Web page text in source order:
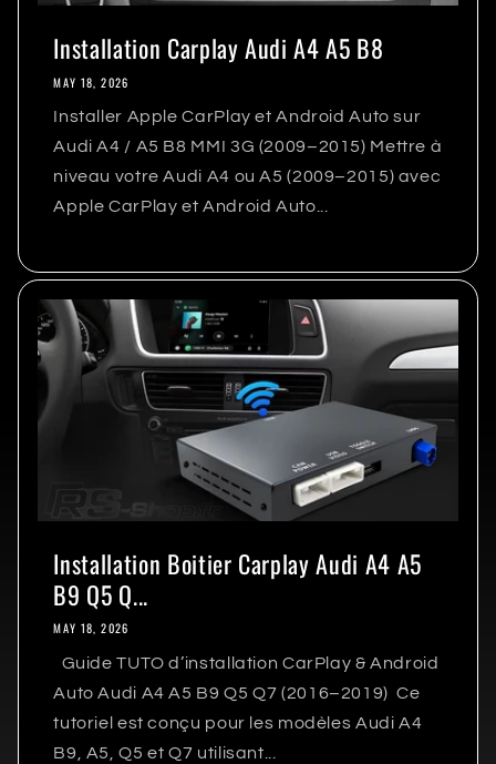
Installation Carplay Audi A4 A5 B8
MAY 18, 2026
Installer Apple CarPlay et Android Auto sur
Audi A4 / A5 B8 MMI 3G (2009–2015) Mettre à
niveau votre Audi A4 ou A5 (2009–2015) avec
Apple CarPlay et Android Auto...
Installation Boitier Carplay Audi A4 A5
B9 Q5 Q...
MAY 18, 2026
Guide TUTO d’installation CarPlay & Android
Auto Audi A4 A5 B9 Q5 Q7 (2016–2019) Ce
tutoriel est conçu pour les modèles Audi A4
B9, A5, Q5 et Q7 utilisant...